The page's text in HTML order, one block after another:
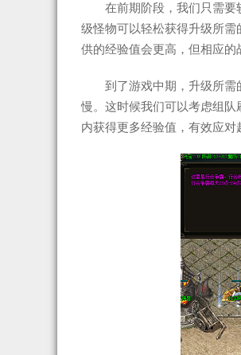
在前期阶段，我们只需
级怪物可以轻松获得升级所
供的经验值会更高，但相应的
到了游戏中期，升级所
慢。这时候我们可以考虑组
内获得更多经验值，有效应对